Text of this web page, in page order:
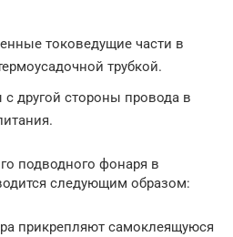
токоведущие части в
трубкой.
другой стороны провода в
подводного фонаря в
следующим образом:
прикрепляют самоклеящуюся